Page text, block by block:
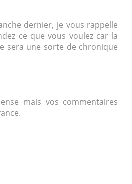
dernier, je vous rappelle
ce que vous voulez car la
sera une sorte de chronique
mais vos commentaires